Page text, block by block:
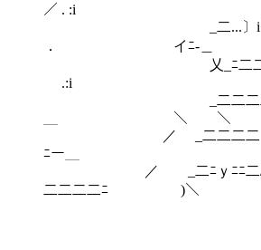
／ . :i
_二...〕i
． イﾆ‐
乂_ﾆ二二ﾆ≧ｒ
.:i
_二二二二/ /i.
＿ ＼ ＼
／ _二二二二ゝ/ j ＼
ﾆー＿
／ _二ﾆｙﾆﾆ二/ ＾
二二二二ﾆ )＼